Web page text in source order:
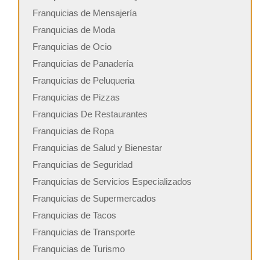
Franquicias de Mensajería
Franquicias de Moda
Franquicias de Ocio
Franquicias de Panadería
Franquicias de Peluqueria
Franquicias de Pizzas
Franquicias De Restaurantes
Franquicias de Ropa
Franquicias de Salud y Bienestar
Franquicias de Seguridad
Franquicias de Servicios Especializados
Franquicias de Supermercados
Franquicias de Tacos
Franquicias de Transporte
Franquicias de Turismo